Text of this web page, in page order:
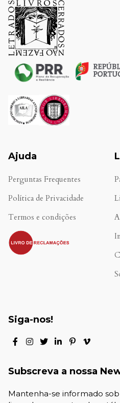
Ajuda
Perguntas Frequentes
Política de Privacidade
Termos e condições
.
Siga-nos!
Subscreva a nossa
Mantenha-se informado